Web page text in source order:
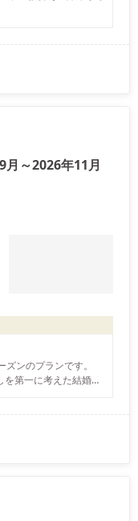
月～2026年11月
ンのプランです。
第一に考えた結婚式
んなおもてなしＷを